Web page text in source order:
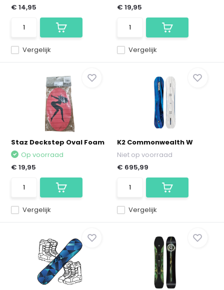
Vergelijk
€ 14,95
Vergelijk
€ 19,95
Staz Deckstep Oval Foam
Vergelijk
Op voorraad
€ 19,95
K2 Commonwealth W
Vergelijk
Niet op voorraad
€ 695,99